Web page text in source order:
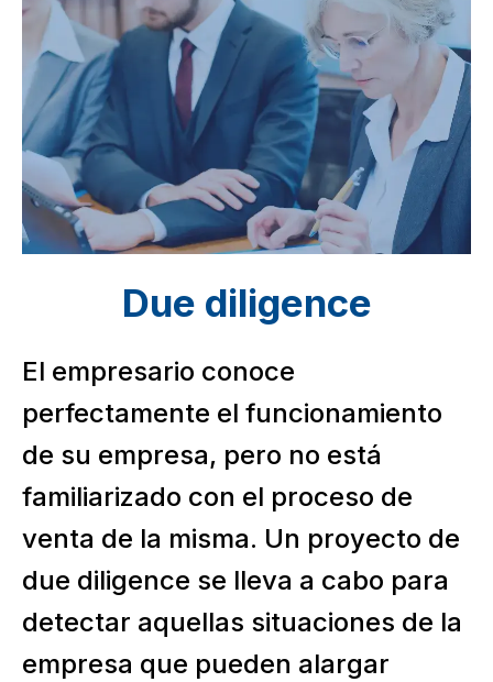
Due diligence
El empresario conoce
perfectamente el funcionamiento
de su empresa, pero no está
familiarizado con el proceso de
venta de la misma. Un proyecto de
due diligence se lleva a cabo para
detectar aquellas situaciones de la
empresa que pueden alargar